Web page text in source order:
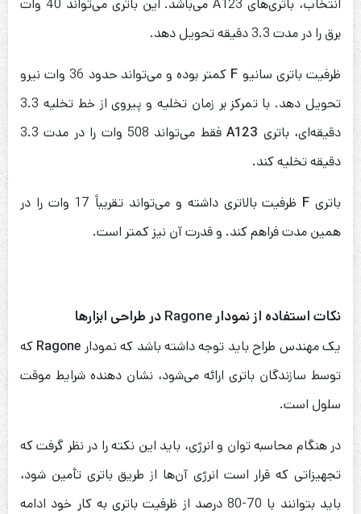
انتخاب، باتری‌های A123 می‌باشد. این باتری می‌تواند 40 وات
برق را در مدت 3.3 دقیقه تحویل دهد.
ظرفیت باتری سانیو F
کمتر بوده و می‌تواند حدود 36 وات نیرو
تحویل دهد. با تمرکز بر زمان تخلیه و پیروی از خط تخلیه 3.3
دقیقه‌ای، باتری A123
فقط می‌تواند 508 وات را در مدت 3.3
دقیقه تخلیه کند.
باتری F
ظرفیت بالاتری داشته و می‌تواند تقریباً 17 وات را در
همین مدت فراهم کند. و قدرت آن نیز کمتر است.
نکات استفاده از نمودار در طراحی ابزارها
یک مهندس طراح باید توجه داشته باشد که نمودار Ragone که
توسط سازندگان باتری ارائه می‌شود، نشان دهنده شرایط موقت
سلول است.
در هنگام محاسبه توان و انرژی، باید این نکته را در نظر گرفت که
تجهیزاتی که قرار است انرژی آن‌ها از طریق باتری تأمین شود،
باید بتوانند با 70-80 درصد از ظرفیت باتری به کار خود ادامه